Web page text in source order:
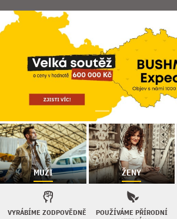
MUŽI ŽENY
VYRÁBÍME ZODPOVĚDNĚ
POUŽÍVÁME PŘÍRODNÍ